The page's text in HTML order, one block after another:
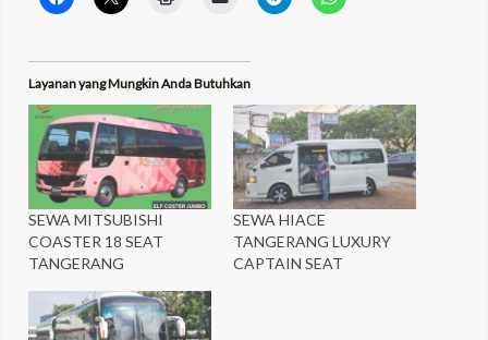
Layanan yang Mungkin Anda Butuhkan
SEWA MITSUBISHI
COASTER 18 SEAT
TANGERANG
SEWA HIACE
TANGERANG LUXURY
CAPTAIN SEAT